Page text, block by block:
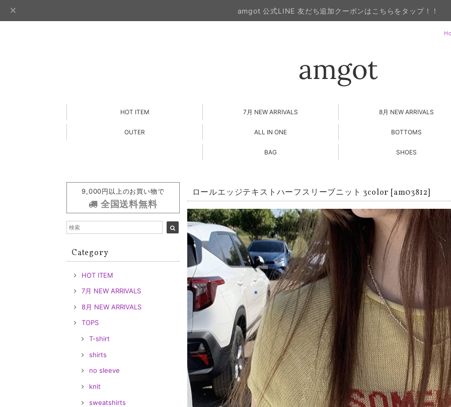
amgot 公式LINE 友だち追加クーポンはこちらをタップ！！
HOT ITEM 7月 NEW ARRIVALS 8月 NEW ARRIVALS
OUTER ALL IN ONE BOTTOMS
BAG SHOES
9,000円以上のお買い物で
全国送料無料
Category
HOT ITEM
7月 NEW ARRIVALS
8月 NEW ARRIVALS
TOPS
T-shirt
shirts
no sleeve
knit
sweatshirts
ロールエッジテキストハーフスリーブニット 3color [am03812]